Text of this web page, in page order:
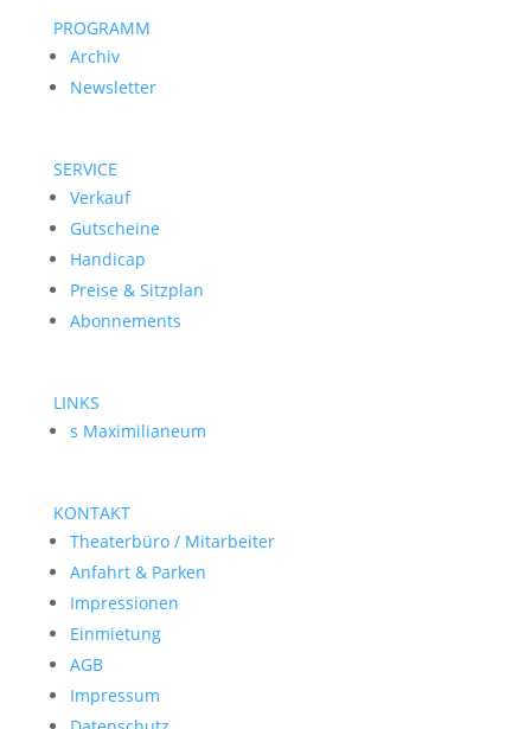
PROGRAMM
Archiv
Newsletter
SERVICE
Verkauf
Gutscheine
Handicap
Preise & Sitzplan
Abonnements
LINKS
s Maximilianeum
KONTAKT
Theaterbüro / Mitarbeiter
Anfahrt & Parken
Impressionen
Einmietung
AGB
Impressum